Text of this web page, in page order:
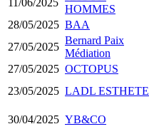
11/06/2025
HOMMES
28/05/2025 BAA
27/05/2025
Bernard Paix
Médiation
27/05/2025 OCTOPUS
23/05/2025 LADL ESTHETE
30/04/2025 YB&CO